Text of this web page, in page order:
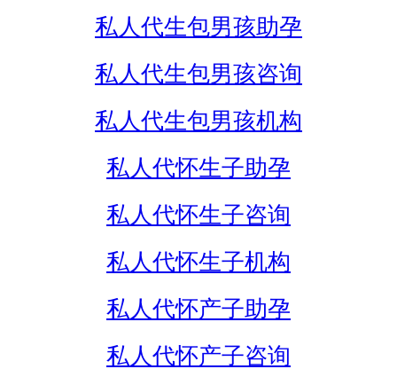
私人代生包男孩助孕
私人代生包男孩咨询
私人代生包男孩机构
私人代怀生子助孕
私人代怀生子咨询
私人代怀生子机构
私人代怀产子助孕
私人代怀产子咨询